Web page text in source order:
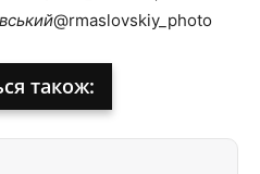
@rmaslovskiy_photo
також: